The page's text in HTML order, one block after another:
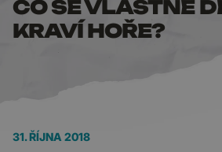
CO SE VLASTNĚ
KRAVÍ HOŘE?
31. ŘÍJNA 2018